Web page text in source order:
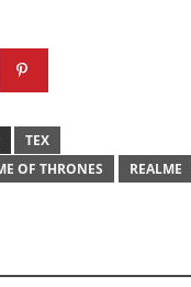
ТЕХ
OF THRONES REALME